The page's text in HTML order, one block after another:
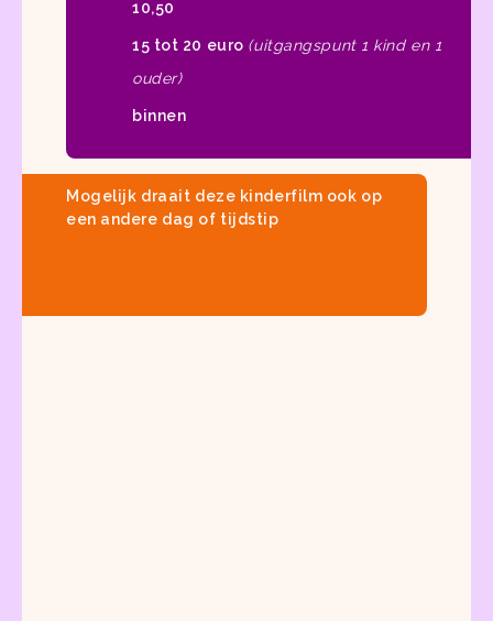
10,50
15 tot 20 euro (uitgangspunt 1 kind en 1
ouder)
binnen
Mogelijk draait deze kinderfilm ook op
een andere dag of tijdstip